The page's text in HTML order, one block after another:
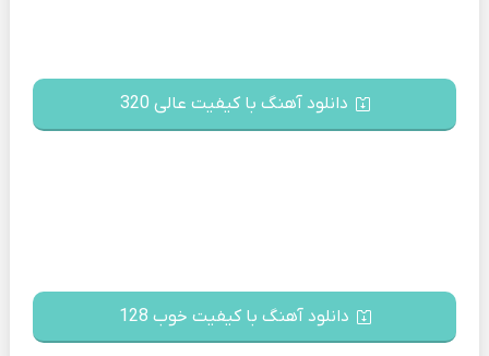
دانلود آهنگ با کیفیت عالی 320
دانلود آهنگ با کیفیت خوب 128